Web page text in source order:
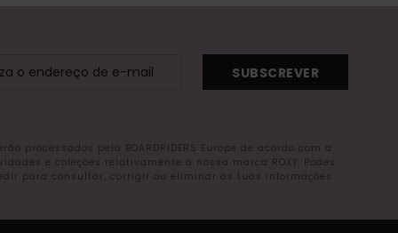
SUBSCREVER
pela BOARDRIDERS Europe de acordo com a
e coleções relativamente à nossa marca ROXY. Podes
para consultar, corrigir ou eliminar as tuas informações